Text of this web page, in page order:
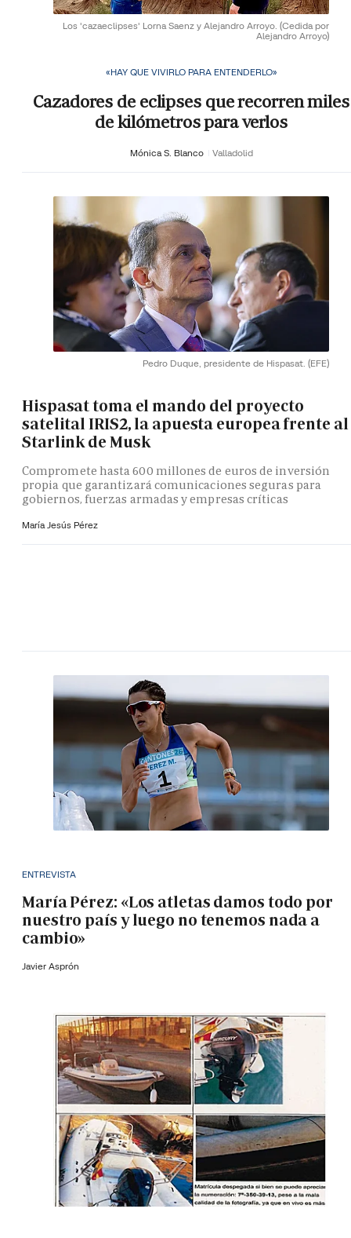
Los 'cazaeclipses' Lorna Saenz y Alejandro Arroyo. (Cedida por
Alejandro Arroyo)
«HAY QUE VIVIRLO PARA ENTENDERLO»
Cazadores de eclipses que recorren miles
de kilómetros para verlos
Mónica S. Blanco Valladolid
Pedro Duque, presidente de Hispasat. (EFE)
Hispasat toma el mando del proyecto
satelital IRIS2, la apuesta europea frente al
Starlink de Musk
Compromete hasta 600 millones de euros de inversión
propia que garantizará comunicaciones seguras para
gobiernos, fuerzas armadas y empresas críticas
María Jesús Pérez
ENTREVISTA
María Pérez: «Los atletas damos todo por
nuestro país y luego no tenemos nada a
cambio»
Javier Asprón